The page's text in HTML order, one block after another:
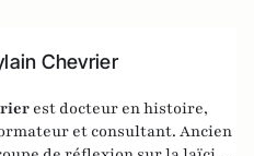
Chevrier
est docteur en histoire,
et consultant. Ancien